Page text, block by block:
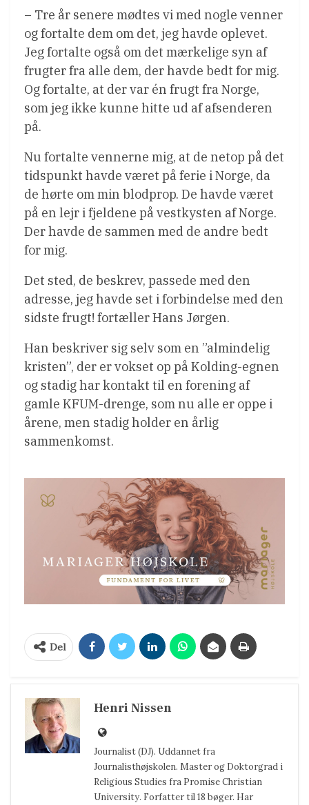
– Tre år senere mødtes vi med nogle venner
og fortalte dem om det, jeg havde oplevet.
Jeg fortalte også om det mærkelige syn af
frugter fra alle dem, der havde bedt for mig.
Og fortalte, at der var én frugt fra Norge,
som jeg ikke kunne hitte ud af afsenderen
på.
Nu fortalte vennerne mig, at de netop på det
tidspunkt havde været på ferie i Norge, da
de hørte om min blodprop. De havde været
på en lejr i fjeldene på vestkysten af Norge.
Der havde de sammen med de andre bedt
for mig.
Det sted, de beskrev, passede med den
adresse, jeg havde set i forbindelse med den
sidste frugt! fortæller Hans Jørgen.
Han beskriver sig selv som en ”almindelig
kristen”, der er vokset op på Kolding-egnen
og stadig har kontakt til en forening af
gamle KFUM-drenge, som nu alle er oppe i
årene, men stadig holder en årlig
sammenkomst.
Del
Henri Nissen
Journalist (DJ). Uddannet fra
Journalisthøjskolen. Master og Doktorgrad i
Religious Studies fra Promise Christian
University. Forfatter til 18 bøger. Har